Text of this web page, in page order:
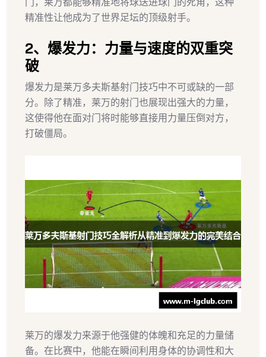
精准性让他成为了世界足坛的顶级射手。
2、爆发力：力量与速度的双重突
破
爆发力是莱万多夫斯基射门技巧中不可或缺的一部
分。除了精准，莱万的射门也展现出强大的力量，
这使得他在面对门将时能够直接用力量压倒对方，
打破僵局。
莱万的爆发力来源于他强健的体魄和充足的力量储
备。在比赛中，他能在瞬间利用身体的协调性和大